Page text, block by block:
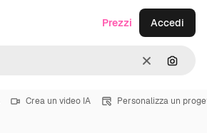
CancellaCerca
Prezzi Accedi
Crea un video IA Personalizza un